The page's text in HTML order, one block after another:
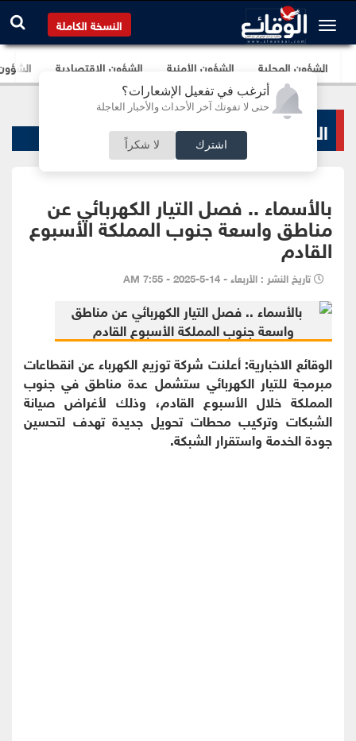
أترغب في تفعيل الإشعارات؟
حتى لا تفوتك آخر الأحداث والأخبار العاجلة
اشترك لا شكراً
النسخة الكاملة
الشؤون المحلية الشؤون الأمنية الشؤون الإقتصادية
البنوك و الشركات
بالأسماء .. فصل التيار الكهربائي عن
مناطق واسعة جنوب المملكة الأسبوع
القادم
تاريخ النشر : الأربعاء - 14-5-2025 - 7:55 AM
الوقائع الاخبارية: أعلنت شركة توزيع الكهرباء عن انقطاعات
مبرمجة للتيار الكهربائي ستشمل عدة مناطق في جنوب
المملكة خلال الأسبوع القادم، وذلك لأغراض صيانة
الشبكات وتركيب محطات تحويل جديدة تهدف لتحسين
جودة الخدمة واستقرار الشبكة.